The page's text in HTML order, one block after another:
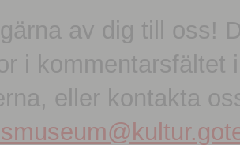
av dig till oss!
i kommentarsfältet
eller kontakta